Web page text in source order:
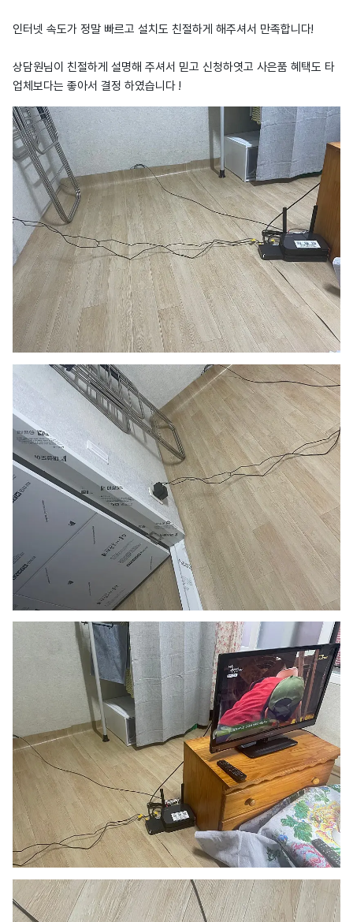
인터넷 속도가 정말 빠르고 설치도 친절하게 해주셔서 만족합니다!
상담원님이 친절하게 설명해 주셔서 믿고 신청하엿고 사은품 혜택도 타
업체보다는 좋아서 결정 하였습니다 !